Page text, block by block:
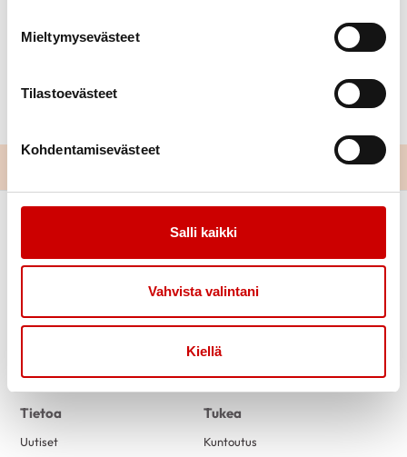
Mieltymysevästeet
Tilastoevästeet
Kohdentamisevästeet
Salli kaikki
Vahvista valintani
Kiellä
content/uploads/sites/165/2023/11/pikkujoulut-
Tietoa
Uutiset
Tukea
Kuntoutus